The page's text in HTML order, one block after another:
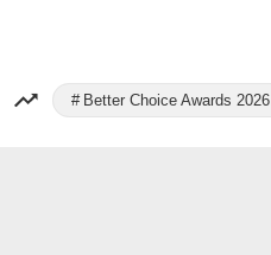
Better Choice Awards 2026